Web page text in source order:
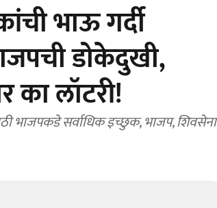
भाऊ गर्दी
डोकेदुखी,
का लॉटरी!
भाजपकडे सर्वाधिक इच्छुक, भाजप, शिवसेना